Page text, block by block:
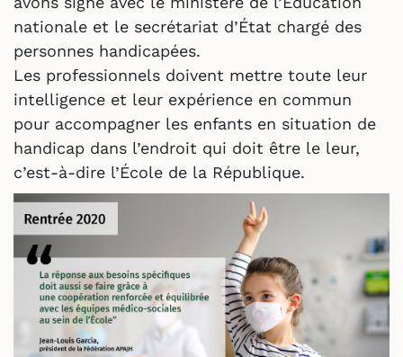
nationale et le secrétariat d’État chargé des
personnes handicapées.
Les professionnels doivent mettre toute leur
intelligence et leur expérience en commun
pour accompagner les enfants en situation de
handicap dans l’endroit qui doit être le leur,
c’est-à-dire l’École de la République.